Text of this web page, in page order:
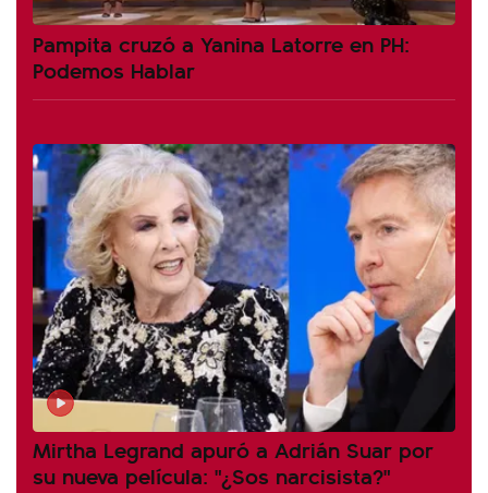
Pampita cruzó a Yanina Latorre en PH:
Podemos Hablar
Mirtha Legrand apuró a Adrián Suar por
su nueva película: "¿Sos narcisista?"